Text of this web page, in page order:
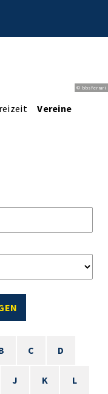
© bbsferrari
Vereine
C D
J K L